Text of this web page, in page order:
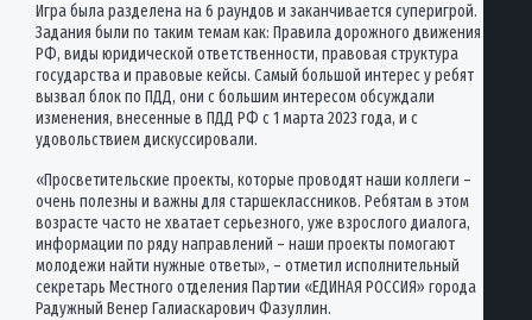
Игра была разделена на 6 раундов и заканчивается суперигрой.
Задания были по таким темам как: Правила дорожного движения
РФ, виды юридической ответственности, правовая структура
государства и правовые кейсы. Самый большой интерес у ребят
вызвал блок по ПДД, они с большим интересом обсуждали
изменения, внесенные в ПДД РФ с 1 марта 2023 года, и с
удовольствием дискуссировали.
«Просветительские проекты, которые проводят наши коллеги –
очень полезны и важны для старшеклассников. Ребятам в этом
возрасте часто не хватает серьезного, уже взрослого диалога,
информации по ряду направлений – наши проекты помогают
молодежи найти нужные ответы», – отметил исполнительный
секретарь Местного отделения Партии «ЕДИНАЯ РОССИЯ» города
Радужный Венер Галиаскарович Фазуллин.